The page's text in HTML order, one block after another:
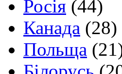
Росія (44)
Канада (28)
Польща